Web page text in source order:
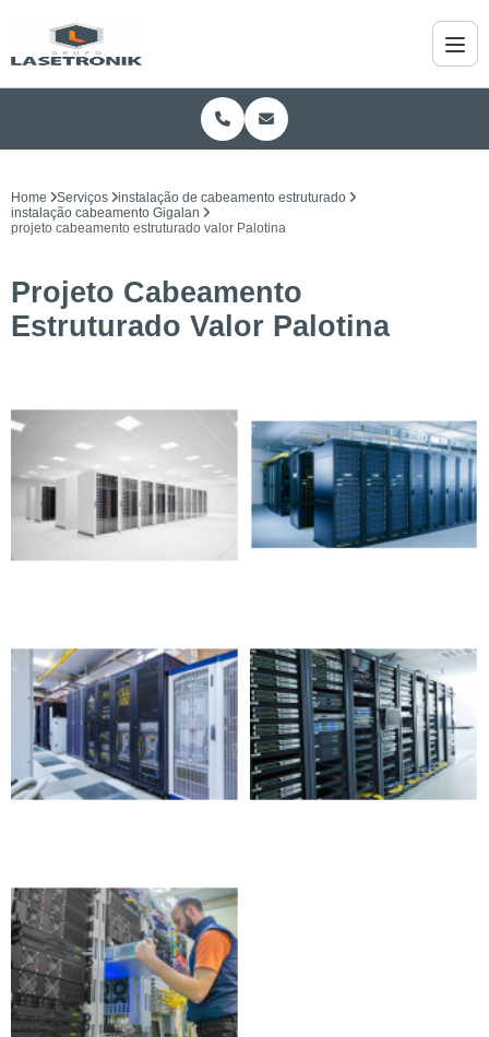
Home Serviços
instalação de cabeamento estruturado
instalação cabeamento Gigalan
projeto cabeamento estruturado valor Palotina
Projeto Cabeamento
Estruturado Valor Palotina